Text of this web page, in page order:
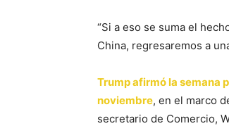
“Si a eso se suma el
China, regresaremos a
Trump afirmó la semana
noviembre, en el marco
secretario de Comercio,